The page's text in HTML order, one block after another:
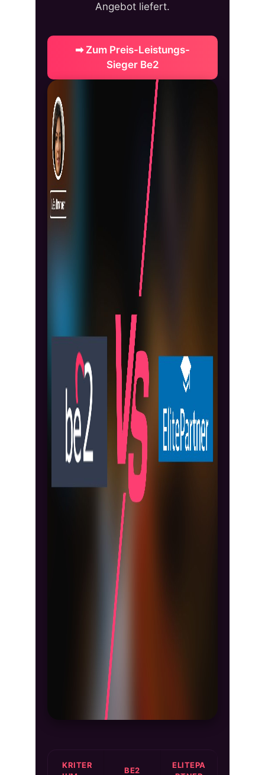
Angebot liefert.
➡ Zum Preis-Leistungs-
Sieger Be2
KRITER
BE2
ELITEPA